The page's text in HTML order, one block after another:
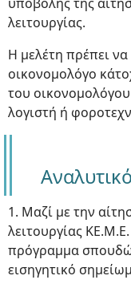
λειτουργίας.
Η μελέτη πρέπει
οικονομολόγο
του
λογιστή ή
1. Μαζί με την
λειτουργίας
πρόγραμμα
εισηγητικό